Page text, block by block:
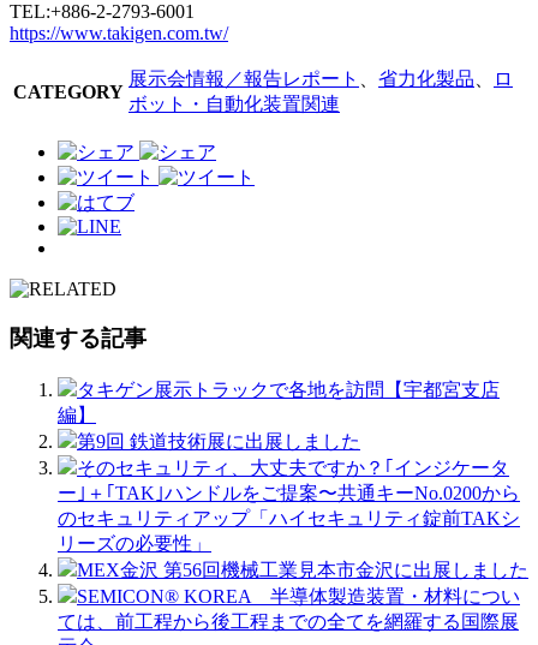
TEL:+886-2-2793-6001
https://www.takigen.com.tw/
CATEGORY
展示会情報／報告レポート 、 省力化製品、
ロ
ボット・自動化装置関連
関連する記事
タキゲン展示トラックで各地を訪問【宇都宮支店
編】
第9回 鉄道技術展に出展しました
そのセキュリティ、大丈夫ですか？｢インジケータ
ー｣＋｢TAK｣ハンドルをご提案〜共通キーNo.0200から
のセキュリティアップ「ハイセキュリティ錠前TAKシ
リーズの必要性」
MEX金沢 第56回機械工業見本市金沢に出展しました
SEMICON® KOREA 半導体製造装置・材料につい
ては、前工程から後工程までの全てを網羅する国際展